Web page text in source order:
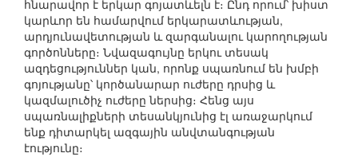
հնարավոր է երկար գոյատևելն է։ Ընդ որում՝ խիստ
կարևոր են համարվում երկարատևության,
արդյունավետության և զարգանալու կարողության
գործոնները։ Նվազագույնը երկու տեսակ
ազդեցություններ կան, որոնք սպառնում են խմբի
գոյությանը՝ կործանարար ուժերը դրսից և
կազմալուծիչ ուժերը ներսից։ Հենց այս
սպառնալիքների տեսանկյունից էլ առաջարկում
ենք դիտարկել ազգային անվտանգության
էությունը։